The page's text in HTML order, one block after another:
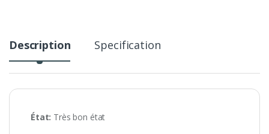
Description Specification
État: Très bon état